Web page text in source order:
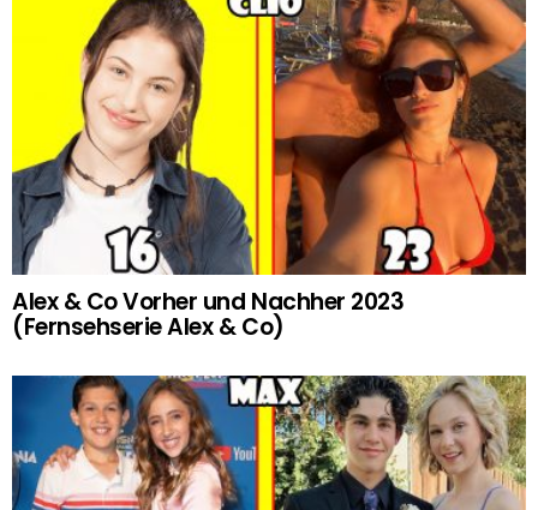
Alex & Co Vorher und Nachher 2023
(Fernsehserie Alex & Co)